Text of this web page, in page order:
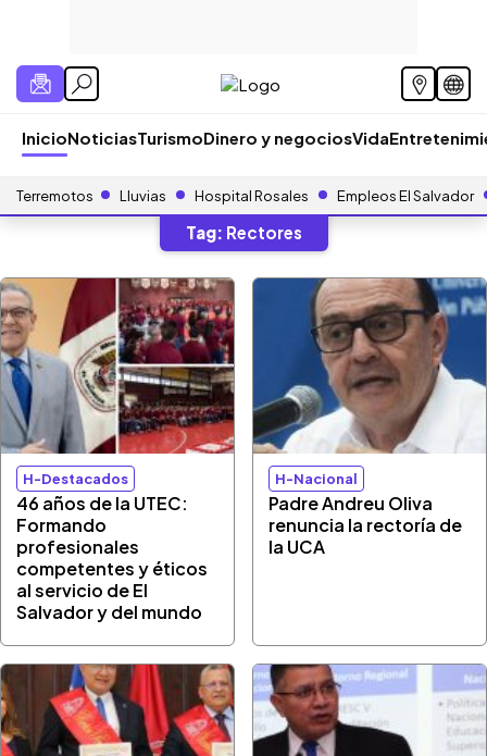
InicioNoticiasTurismoDinero y negociosVida
Terremotos Lluvias Hospital Rosales Empleos El Salvador
Tag: Rectores
H-Destacados
46 años de la UTEC:
Formando
profesionales
competentes y éticos
al servicio de El
Salvador y del mundo
H-Nacional
Padre Andreu Oliva
renuncia la rectoría de
la UCA